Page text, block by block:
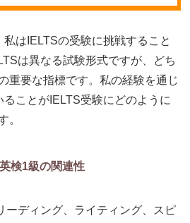
はIELTSの受験に挑戦すること
は異なる試験形式ですが、どち
重要な指標です。私の経験を通じ
ことがIELTS受験にどのように
。
検1級の関連性
ーディング、ライティング、スピ